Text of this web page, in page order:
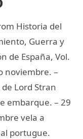
Historia del
Guerra y
de España, Vol.
noviembre. –
Lord Stran
embarque. – 29
vela a
portugue.